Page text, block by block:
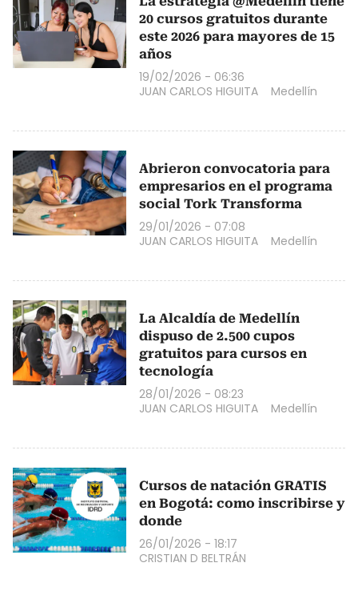
20 cursos gratuitos durante
este 2026 para mayores de 15
años
19/02/2026 - 06:36
JUAN CARLOS HIGUITA
Medellín
Abrieron convocatoria para
empresarios en el programa
social Tork Transforma
29/01/2026 - 07:08
JUAN CARLOS HIGUITA
Medellín
La Alcaldía de Medellín
dispuso de 2.500 cupos
gratuitos para cursos en
tecnología
28/01/2026 - 08:23
JUAN CARLOS HIGUITA
Medellín
Cursos de natación GRATIS
en Bogotá: como inscribirse y
donde
26/01/2026 - 18:17
CRISTIAN D BELTRÁN